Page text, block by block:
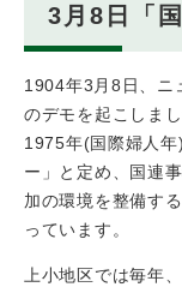
3月8日「
1904年3月8日、ニ
のデモを起こしまし
1975年(国際婦人
ー」と定め、国連
加の環境を整備す
っています。
上小地区では毎年